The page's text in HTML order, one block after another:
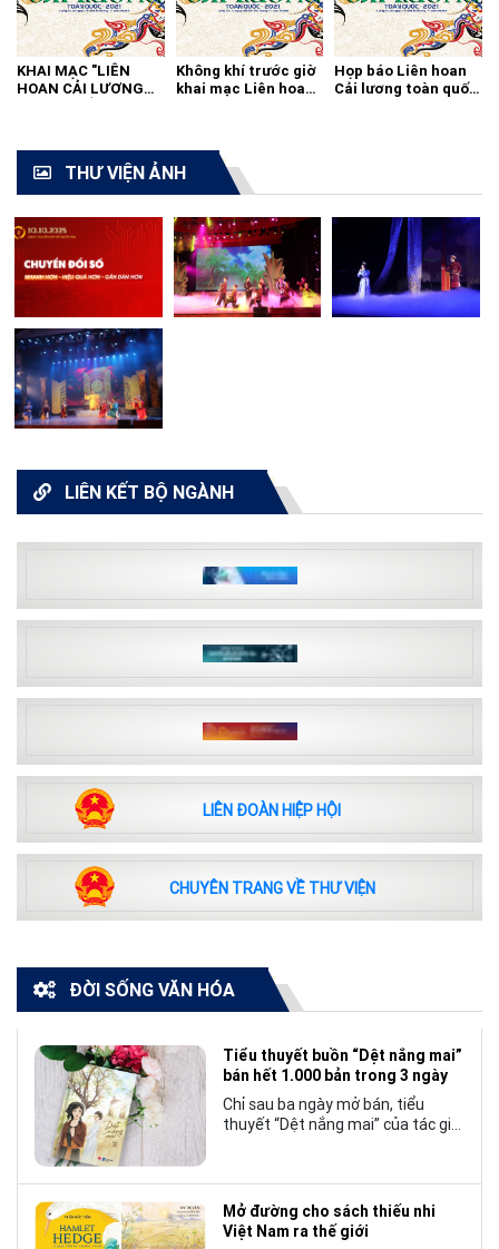
KHAI MẠC "LIÊN
HOAN CẢI LƯƠNG
Không khí trước giờ
khai mạc Liên hoan
Họp báo Liên hoan
Cải lương toàn quốc
THƯ VIỆN ẢNH
LIÊN KẾT BỘ NGÀNH
LIÊN ĐOÀN HIỆP HỘI
CHUYÊN TRANG VỀ THƯ VIỆN
ĐỜI SỐNG VĂN HÓA
Tiểu thuyết buồn “Dệt nắng mai”
bán hết 1.000 bản trong 3 ngày
Chỉ sau ba ngày mở bán, tiểu
thuyết “Dệt nắng mai” của tác giả
chương trẻ khi cán mốc 1.000 bản
tiêu thụ.
Mở đường cho sách thiếu nhi
Việt Nam ra thế giới